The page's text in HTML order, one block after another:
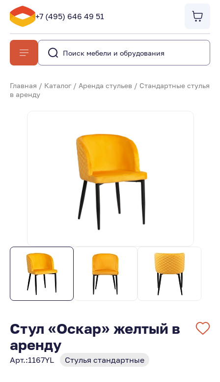
+7 (495) 646 49 51
Главная / Каталог / Аренда стульев / Стандартные стулья
в аренду
Стул «Оскар» желтый в
аренду
Арт.:1167YL Стулья стандартные